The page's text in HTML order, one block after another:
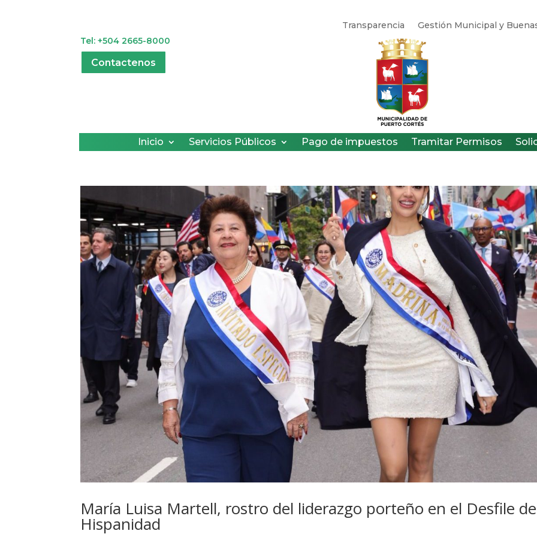
Transparencia
Gestión Municipal y
Tel: +504 2665-8000
Contactenos
Inicio Servicios Públicos Pago de impuestos Tramitar Permisos
María Luisa Martell, rostro del liderazgo porteño en el Desfile
Hispanidad